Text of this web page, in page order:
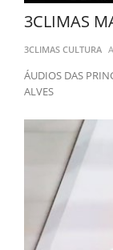
3CLIMAS
3CLIMAS CULTURA
ÁUDIOS DAS
ALVES